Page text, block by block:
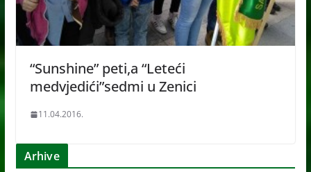
“Sunshine” peti,a “Leteći
medvjedići”sedmi u Zenici
11.04.2016.
Arhive